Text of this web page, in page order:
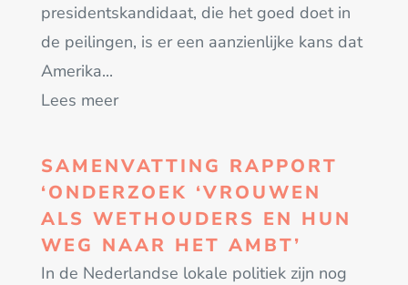
presidentskandidaat, die het goed doet in
de peilingen, is er een aanzienlijke kans dat
Amerika...
Lees meer
SAMENVATTING RAPPORT
‘ONDERZOEK ‘VROUWEN
ALS WETHOUDERS EN HUN
WEG NAAR HET AMBT’
In de Nederlandse lokale politiek zijn nog